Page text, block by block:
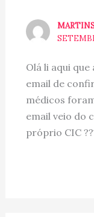
Olá li aqui
email de
médicos
email veio do
próprio CIC